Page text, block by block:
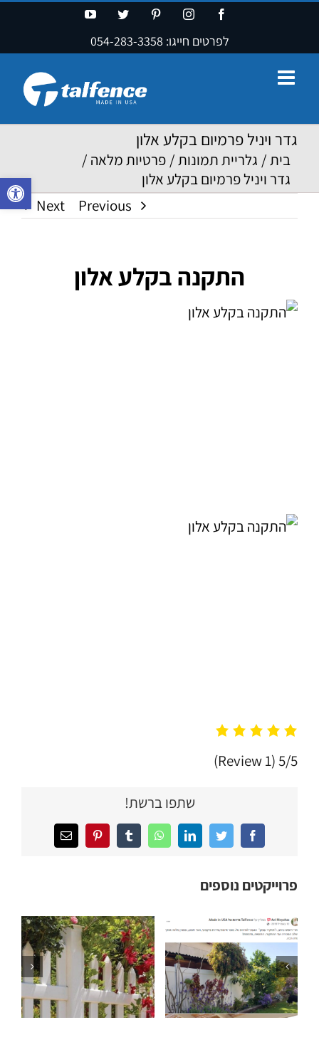
פתח
Facebook
Instagram
Pinterest
Twitter
YouTube
לפרטים חייגו: 054-283-3358
גדר ויניל פרמיום בקלע אלון
בית/ גלריית תמונות/ פרטיות מלאה /
גדר ויניל פרמיום בקלע אלון
Previous
Next
התקנה בקלע אלון
5/5
(1 Review)
שתפו ברשת!
Facebook
Twitter
LinkedIn
WhatsApp
Tumblr
Pinterestכתובת
דואר
פרוייקטים נוספים